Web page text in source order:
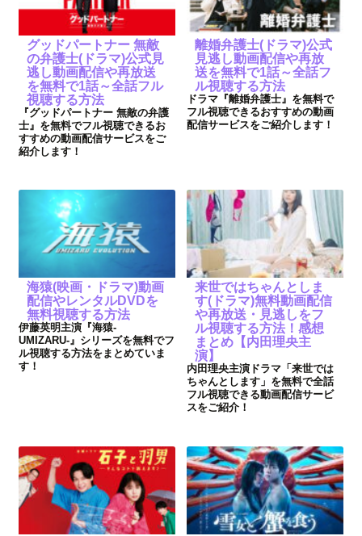
グッドパートナー 無敵
の弁護士(ドラマ)公式見
逃し動画配信や再放送
を無料で1話～全話フル
視聴する方法
『グッドパートナー 無敵の弁護
士』を無料でフル視聴できるお
すすめの動画配信サービスをご
紹介します！
離婚弁護士(ドラマ)公式
見逃し動画配信や再放
送を無料で1話～全話フ
ル視聴する方法
ドラマ『離婚弁護士』を無料で
フル視聴できるおすすめの動画
配信サービスをご紹介します！
海猿(映画・ドラマ)動画
配信やレンタルDVDを
無料視聴する方法
伊藤英明主演『海猿-
UMIZARU-』シリーズを無料でフ
ル視聴する方法をまとめていま
す！
来世ではちゃんとしま
す(ドラマ)無料動画配信
や再放送・見逃しをフ
ル視聴する方法！感想
まとめ【内田理央主
演】
内田理央主演ドラマ「来世では
ちゃんとします」を無料で全話
フル視聴できる動画配信サービ
スをご紹介！